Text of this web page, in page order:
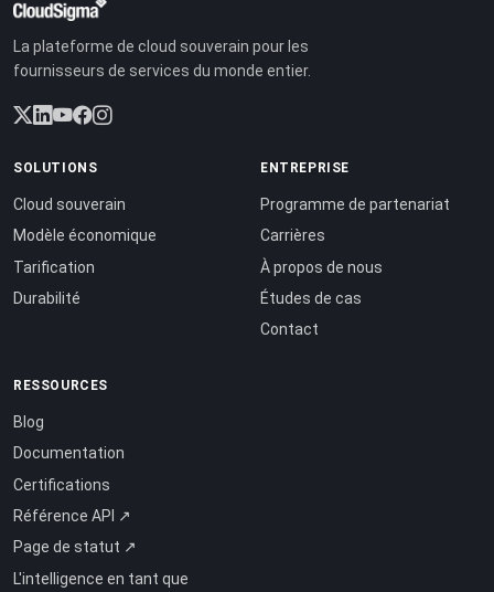
La plateforme de cloud souverain pour les
fournisseurs de services du monde entier.
SOLUTIONS
Cloud souverain
Modèle économique
Tarification
Durabilité
ENTREPRISE
Programme de partenariat
Carrières
À propos de nous
Études de cas
Contact
RESSOURCES
Blog
Documentation
Certifications
Référence API ↗
Page de statut ↗
L'intelligence en tant que